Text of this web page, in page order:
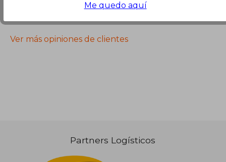
Opiniones sobre Buscalibre
Ver más opiniones de clientes
Partners Logísticos
Me quedo aquí